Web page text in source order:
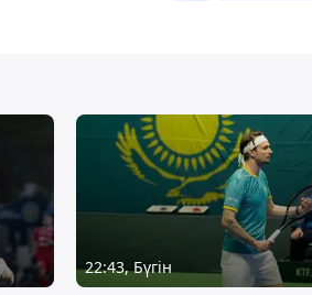
22:43, Бүгін